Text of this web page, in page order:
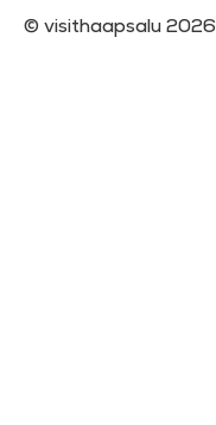
© visithaapsalu 2026